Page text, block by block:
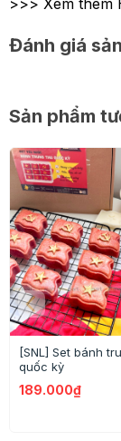
>>> Xem thêm
Đánh giá
Sản phẩm
[SNL] Set bánh
quốc kỳ
189.000₫